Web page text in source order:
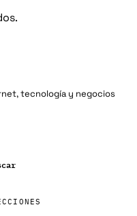
tecnología y negocios